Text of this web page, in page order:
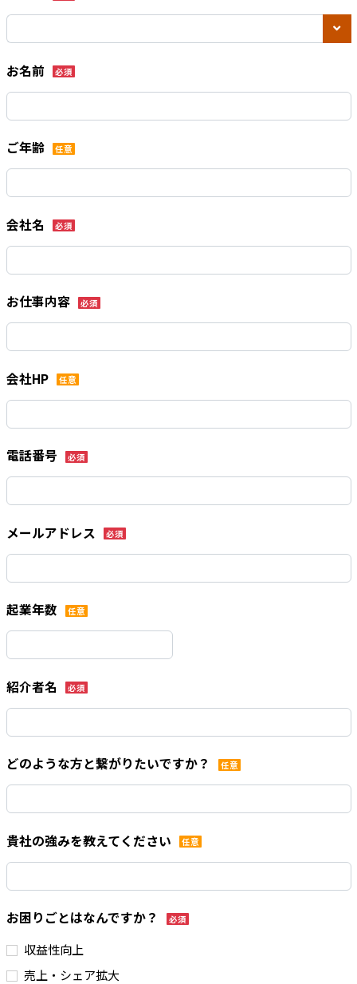
お名前 必須
ご年齢 任意
会社名 必須
お仕事内容 必須
会社HP 任意
電話番号 必須
メールアドレス 必須
起業年数 任意
紹介者名 必須
どのような方と繋がりたいですか？ 任意
貴社の強みを教えてください 任意
お困りごとはなんですか？ 必須
収益性向上
売上・シェア拡大